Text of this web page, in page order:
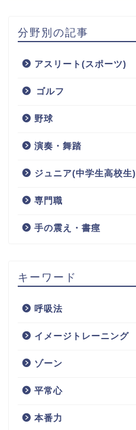
分野別の記事
アスリート(スポーツ)
ゴルフ
野球
演奏・舞踏
ジュニア(中学生高校生)
専門職
手の震え・書痙
キーワード
呼吸法
イメージトレーニング
ゾーン
平常心
本番力